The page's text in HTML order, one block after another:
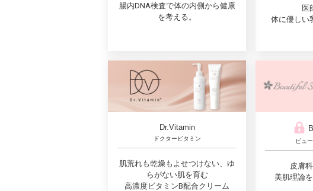
腸内DNA検査で体の内側から健康
を考える。
医
体に優しい
Dr.Vitamin
ドクタービタミン
肌荒れも乾燥もよせつけない、ゆ
らがない肌を育む
高濃度ビタミンB配合クリーム
ビュ
皮膚
美肌理論